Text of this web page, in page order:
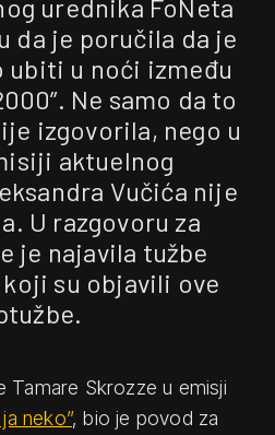
urednika FoNeta
da je poručila da je
ubiti u noći između
Ne samo da to
izgovorila, nego u
aktuelnog
Vučića nije
U razgovoru za
je najavila tužbe
su objavili ove
Tamare Skrozze u emisji
neko”, bio je povod za